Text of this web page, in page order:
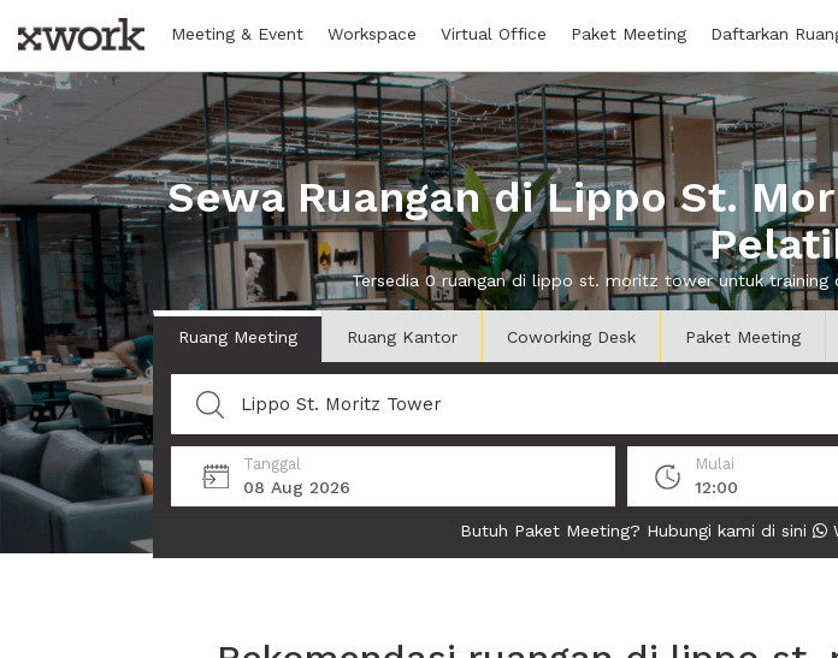
Meeting & Event Workspace Virtual Office Paket Meeting Daftarkan
Sewa Ruangan di Lippo St.
Tersedia 0 ruangan di lippo st. moritz tower untuk training
Ruang Meeting Ruang Kantor Coworking Desk Paket Meeting
Tanggal
08 Aug 2026
Mulai
12:00
Butuh Paket Meeting? Hubungi kami di sini